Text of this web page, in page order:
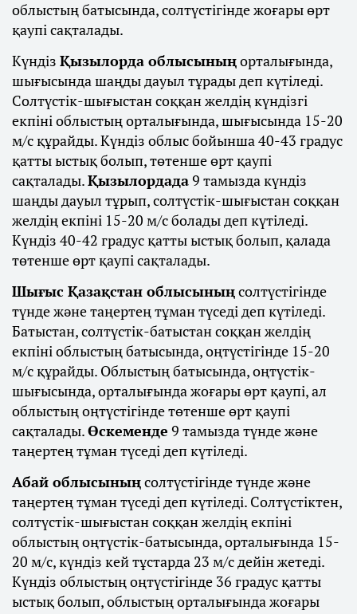
облыстың батысында, солтүстігінде жоғары өрт
қаупі сақталады.
Күндіз Қызылорда облысыныңорталығында,
шығысында шаңды дауыл тұрады деп күтіледі.
Солтүстік-шығыстан соққан желдің күндізгі
екпіні облыстың орталығында, шығысында 15-20
м/с құрайды. Күндіз облыс бойынша 40-43 градус
қатты ыстық болып, төтенше өрт қаупі
сақталады.Қызылордада9 тамызда күндіз
шаңды дауыл тұрып, солтүстік-шығыстан соққан
желдің екпіні 15-20 м/с болады деп күтіледі.
Күндіз 40-42 градус қатты ыстық болып, қалада
төтенше өрт қаупі сақталады.
Шығыс Қазақстан облысыныңсолтүстігінде
түнде және таңертең тұман түседі деп күтіледі.
Батыстан, солтүстік-батыстан соққан желдің
екпіні облыстың батысында, оңтүстігінде 15-20
м/с құрайды. Облыстың батысында, оңтүстік-
шығысында, орталығында жоғары өрт қаупі, ал
облыстың оңтүстігінде төтенше өрт қаупі
сақталады.Өскеменде 9 тамызда түнде және
таңертең тұман түседі деп күтіледі.
Абай облысыныңсолтүстігінде түнде және
таңертең тұман түседі деп күтіледі. Солтүстіктен,
солтүстік-шығыстан соққан желдің екпіні
облыстың оңтүстік-батысында, орталығында 15-
20 м/с, күндіз кей тұстарда 23 м/с дейін жетеді.
Күндіз облыстың оңтүстігінде 36 градус қатты
ыстық болып, облыстың орталығында жоғары